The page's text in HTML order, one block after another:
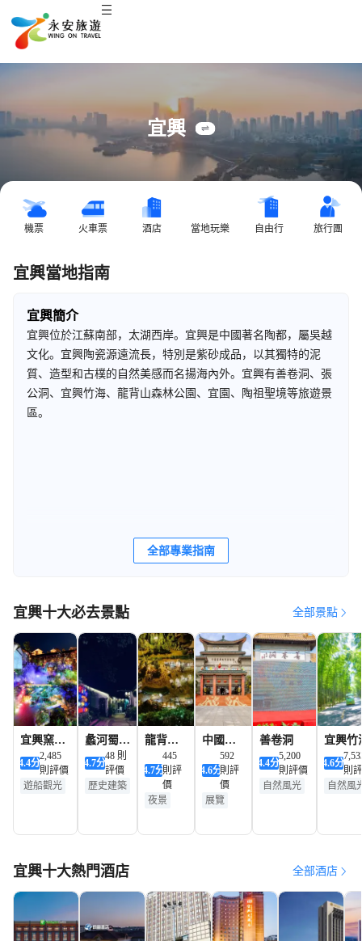
宜興
機票 火車票 酒店 當地玩樂 自由行 旅行團
宜興當地指南
宜興簡介
宜興位於江蘇南部，太湖西岸。宜興是中國著名陶都，屬吳越
文化。宜興陶瓷源遠流長，特別是紫砂成品，以其獨特的泥
質、造型和古樸的自然美感而名揚海內外。宜興有善卷洞、張
公洞、宜興竹海、龍背山森林公園、宜園、陶祖聖境等旅遊景
區。
全部專業指南
宜興十大必去景點 全部景點
宜興窯湖
小鎮
4.4分
2,485
則評價
遊船觀光
蠡河蜀山
古南街
4.7分
48 則
評價
歷史建築
龍背山
森林公
園
4.7分
445
則評
價
夜景
中國宜
興陶瓷
博物館
4.6分
592
則評
價
展覽
善卷洞
4.4分
5,200
則評價
自然風光
宜興竹
4.6分
則
自然風
宜興十大熱門酒店 全部酒店